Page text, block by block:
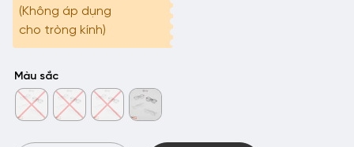
(Không áp dụng
cho tròng kính)
Màu sắc